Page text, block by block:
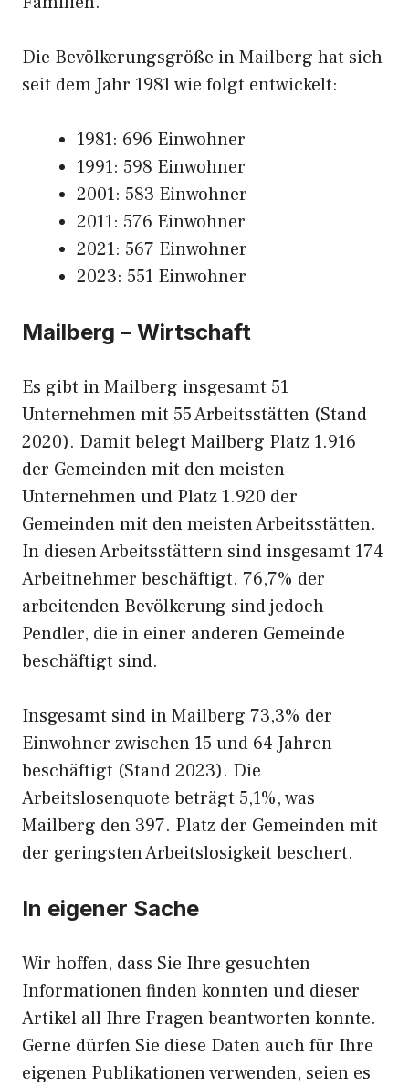
Die Bevölkerungsgröße in Mailberg hat sich
seit dem Jahr 1981 wie folgt entwickelt:
1981: 696 Einwohner
1991: 598 Einwohner
2001: 583 Einwohner
2011: 576 Einwohner
2021: 567 Einwohner
2023: 551 Einwohner
Mailberg – Wirtschaft
Es gibt in Mailberg insgesamt 51
Unternehmen mit 55 Arbeitsstätten (Stand
2020). Damit belegt Mailberg Platz 1.916
der Gemeinden mit den meisten
Unternehmen und Platz 1.920 der
Gemeinden mit den meisten Arbeitsstätten.
In diesen Arbeitsstättern sind insgesamt 174
Arbeitnehmer beschäftigt. 76,7% der
arbeitenden Bevölkerung sind jedoch
Pendler, die in einer anderen Gemeinde
beschäftigt sind.
Insgesamt sind in Mailberg 73,3% der
Einwohner zwischen 15 und 64 Jahren
beschäftigt (Stand 2023). Die
Arbeitslosenquote beträgt 5,1%, was
Mailberg den 397. Platz der Gemeinden mit
der geringsten Arbeitslosigkeit beschert.
In eigener Sache
Wir hoffen, dass Sie Ihre gesuchten
Informationen finden konnten und dieser
Artikel all Ihre Fragen beantworten konnte.
Gerne dürfen Sie diese Daten auch für Ihre
eigenen Publikationen verwenden, seien es